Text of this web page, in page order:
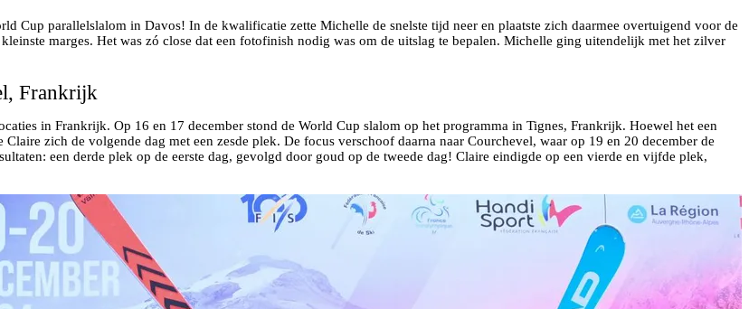
Cup parallelslalom in Davos! In de kwalificatie zette Michelle de snelste tijd neer en plaatste zich daarmee overtuigend voor de
marges. Het was zó close dat een fotofinish nodig was om de uitslag te bepalen. Michelle ging uitendelijk met het zilver
Frankrijk
in Frankrijk. Op 16 en 17 december stond de World Cup slalom op het programma in Tignes, Frankrijk. Hoewel het een
zich de volgende dag met een zesde plek. De focus verschoof daarna naar Courchevel, waar op 19 en 20 december de
een derde plek op de eerste dag, gevolgd door goud op de tweede dag! Claire eindigde op een vierde en vijfde plek,